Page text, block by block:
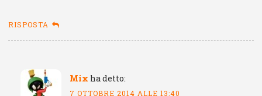
RISPOSTA
Mix ha detto:
7 OTTOBRE 2014 ALLE 13:40